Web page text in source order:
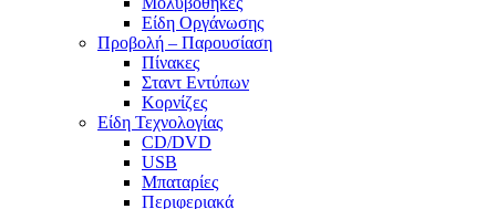
Είδη Οργάνωσης
Προβολή – Παρουσίαση
Πίνακες
Σταντ Εντύπων
Κορνίζες
Είδη Τεχνολογίας
CD/DVD
USB
Μπαταρίες
Περιφεριακά